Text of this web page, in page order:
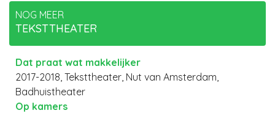
NOG MEER
TEKSTTHEATER
Dat praat wat makkelijker
2017-2018, Teksttheater, Nut van Amsterdam,
Badhuistheater
Op kamers